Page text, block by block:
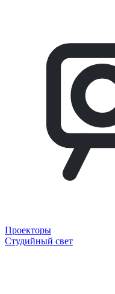
Проекторы
Студийный свет